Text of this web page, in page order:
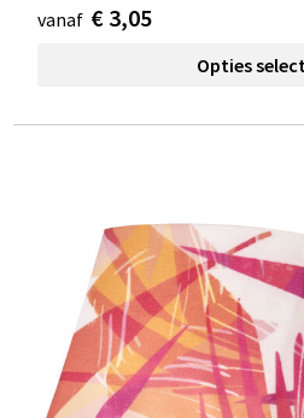
vanaf € 3,05
Opties